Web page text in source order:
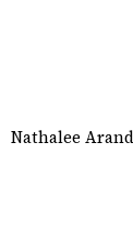
Aranda